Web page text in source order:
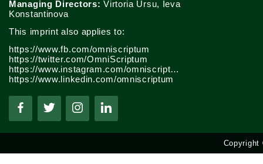
Managing Directors: Virtoria Ursu, Ieva
Konstantinova
This imprint also applies to:
https://www.fb.com/omniscriptum
https://twitter.com/OmniScriptum
https://www.instagram.com/omniscriptum.publishing
https://www.linkedin.com/omniscriptum
Copyright